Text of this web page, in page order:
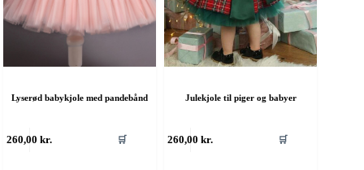
Lyserød babykjole med pandebånd
260,00kr. 🛒
Julekjole til piger og babyer
260,00kr. 🛒
vare